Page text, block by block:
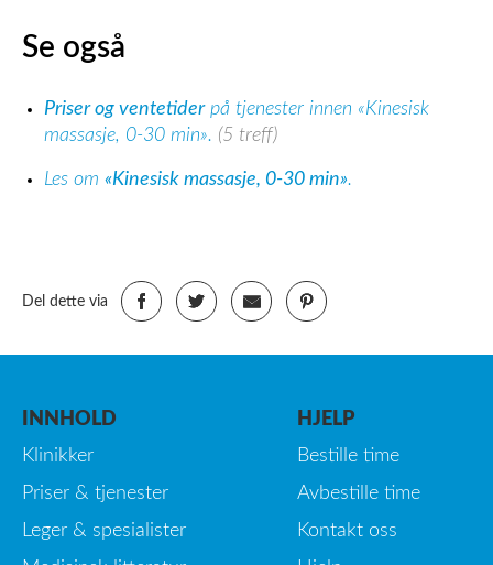
Se også
Priser og ventetiderpå tjenester innen «Kinesisk
massasje, 0-30 min». (5 treff)
Les om «Kinesisk massasje, 0-30 min».
Del dette via
INNHOLD
Klinikker
Priser & tjenester
Leger & spesialister
HJELP
Bestille time
Avbestille time
Kontakt oss